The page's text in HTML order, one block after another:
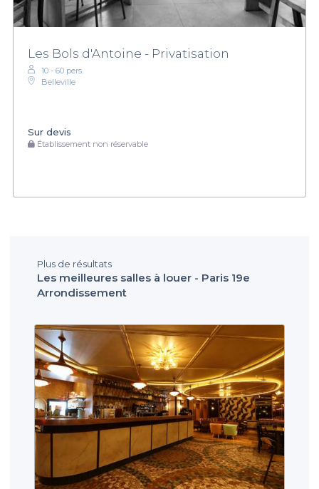
Les Bols d'Antoine - Privatisation
10 - 60 pers.
Belleville
Sur devis
Établissement non réservable
Plus de résultats
Les meilleures salles à louer - Paris 19e
Arrondissement